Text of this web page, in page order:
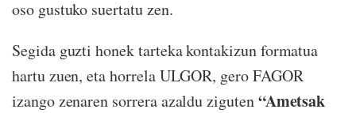
oso gustuko suertatu zen.
Segida guzti honek tarteka kontakizun formatua
hartu zuen, eta horrela ULGOR, gero FAGOR
izango zenaren sorrera azaldu ziguten“Ametsak